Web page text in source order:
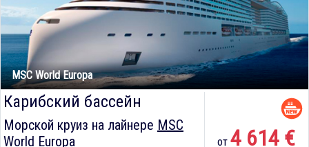
MSC World Europa
Карибский бассейн
Морской круиз на лайнере MSC
World Europa
от4 614 €